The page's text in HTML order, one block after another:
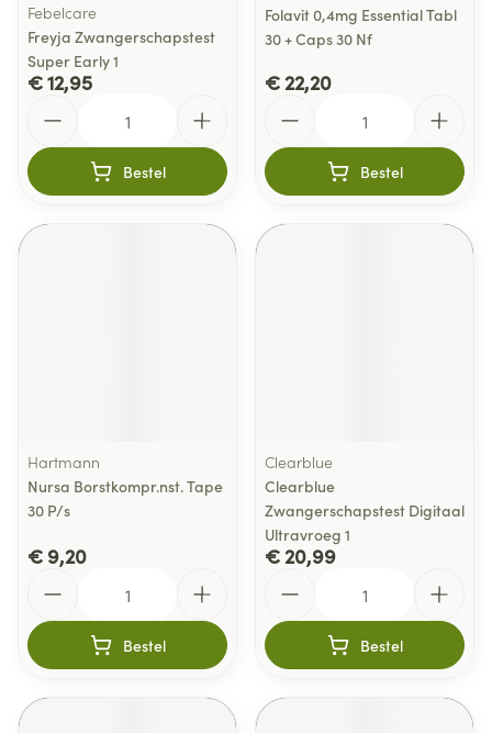
Febelcare
Freyja Zwangerschapstest
Super Early 1
€ 12,95
Bestel
Folavit 0,4mg Essential Tabl
30 + Caps 30 Nf
€ 22,20
Bestel
Hartmann
Nursa Borstkompr.nst. Tape
30 P/s
€ 9,20
Bestel
Clearblue
Clearblue
Zwangerschapstest Digitaal
Ultravroeg 1
€ 20,99
Bestel